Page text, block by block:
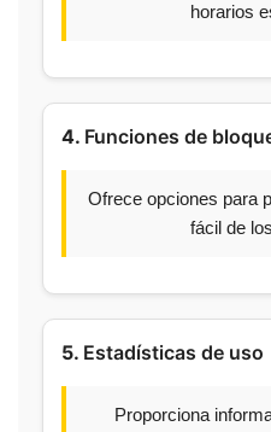
horarios
4. Funciones de
Ofrece opciones para
fácil de
5. Estadísticas de uso
Proporciona